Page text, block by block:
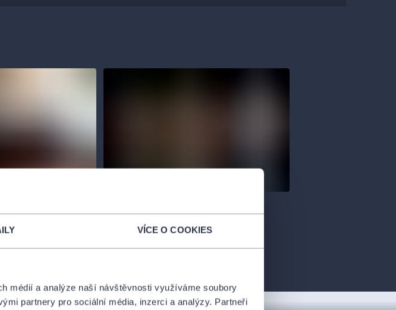
VÍCE O COOKIES
médií a analýze naší návštěvnosti využíváme soubory
partnery pro sociální média, inzerci a analýzy. Partneři